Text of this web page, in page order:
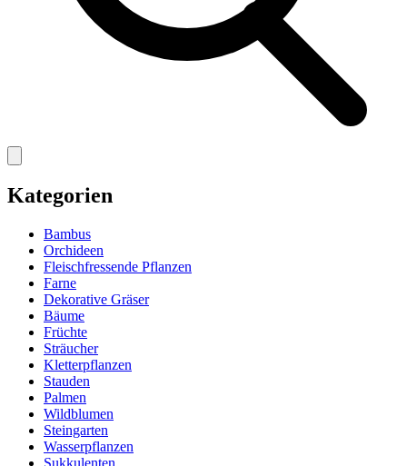
Kategorien
Bambus
Orchideen
Fleischfressende Pflanzen
Farne
Dekorative Gräser
Bäume
Früchte
Sträucher
Kletterpflanzen
Stauden
Palmen
Wildblumen
Steingarten
Wasserpflanzen
Sukkulenten